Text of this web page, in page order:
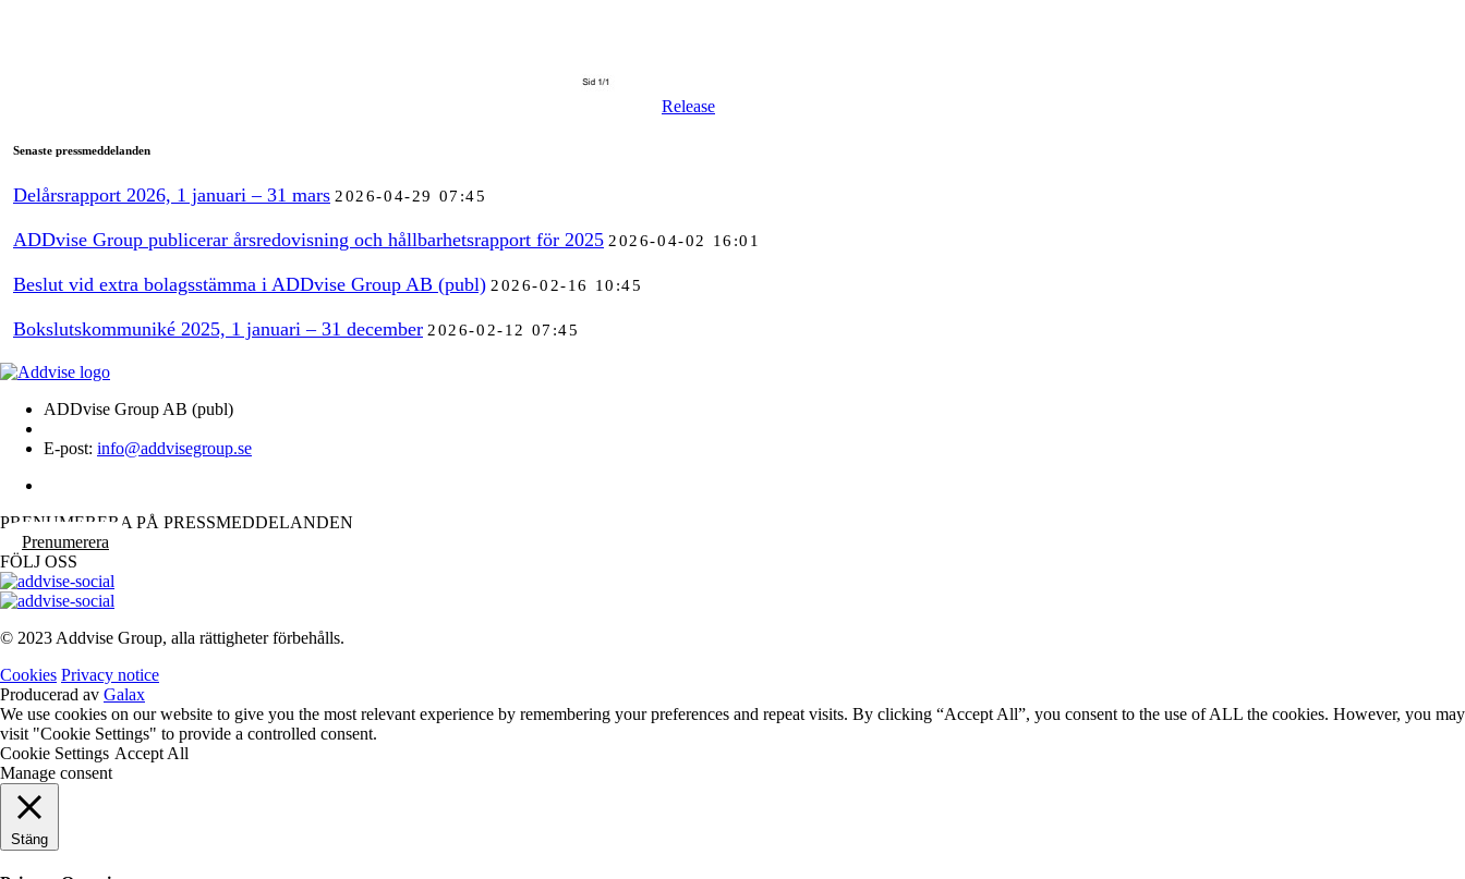
Release
Senaste pressmeddelanden
Delårsrapport 2026, 1 januari – 31 mars 2026-04-29 07:45
ADDvise Group publicerar årsredovisning och hållbarhetsrapport för 2025 2026-04-02 16:01
Beslut vid extra bolagsstämma i ADDvise Group AB (publ) 2026-02-16 10:45
Bokslutskommuniké 2025, 1 januari – 31 december 2026-02-12 07:45
ADDvise Group AB (publ)
E-post: info@addvisegroup.se
PRENUMERERA PÅ PRESSMEDDELANDEN
Prenumerera
FÖLJ OSS
© 2023 Addvise Group, alla rättigheter förbehålls.
Cookies Privacy notice
Producerad av Galax
We use cookies on our website to give you the most relevant experience by remembering your preferences and repeat visits. By clicking “Accept All”, you consent to the use of ALL the cookies. However, you may
visit "Cookie Settings" to provide a controlled consent.
Cookie Settings Accept All
Manage consent
Stäng